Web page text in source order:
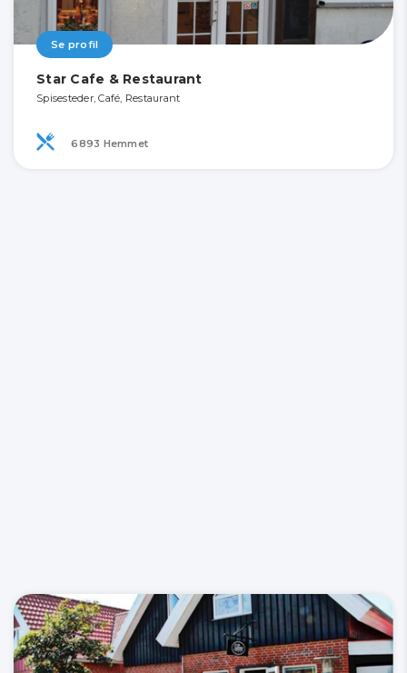
Se profil
Star Cafe & Restaurant
Spisesteder, Café, Restaurant
6893 Hemmet